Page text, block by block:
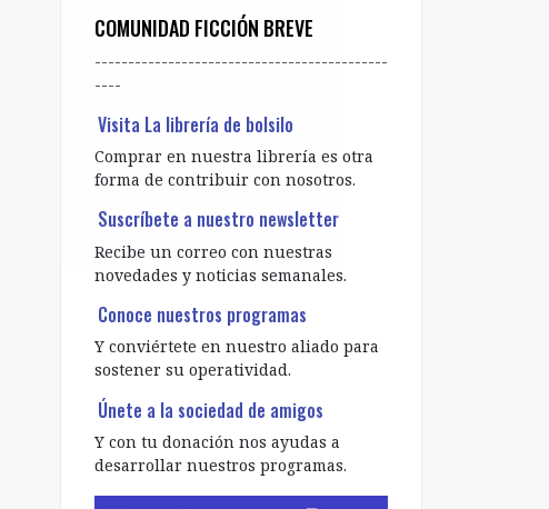
COMUNIDAD FICCIÓN BREVE
--------------------------------------------
----
Visita La librería de bolsilo
Comprar en nuestra librería es otra
forma de contribuir con nosotros.
Suscríbete a nuestro newsletter
Recibe un correo con nuestras
novedades y noticias semanales.
Conoce nuestros programas
Y conviértete en nuestro aliado para
sostener su operatividad.
Únete a la sociedad de amigos
Y con tu donación nos ayudas a
desarrollar nuestros programas.